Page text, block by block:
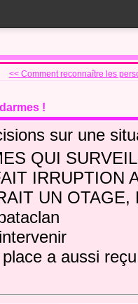
<< Comment reconnaître les
!
sur une
QUI
IRRUPTION
UN OTAGE,
a aussi